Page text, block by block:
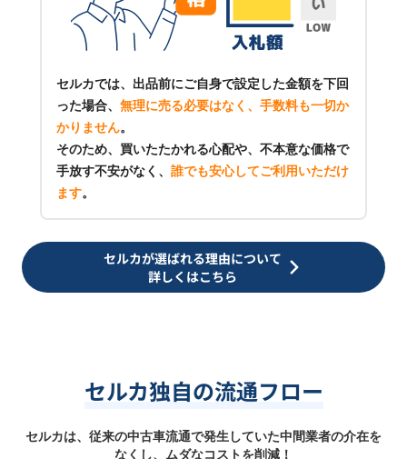
セルカでは、出品前にご自身で設定した金額を下回
った場合、 無理に売る必要はなく、手数料も一切か
かりません。
そのため、買いたたかれる心配や、不本意な価格で
手放す不安がなく、 誰でも安心してご利用いただけ
ます。
セルカが選ばれる理由について
詳しくはこちら
セルカ独自の流通フロー
セルカは、従来の中古車流通で発生していた中間業者の介在を
なくし、ムダなコストを削減！